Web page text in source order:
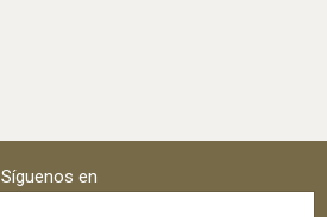
Síguenos en